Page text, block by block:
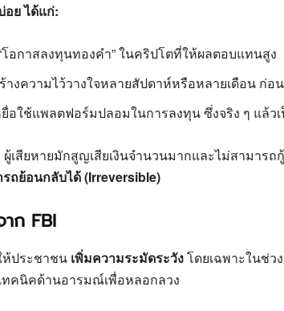
ย ได้แก่:
โอกาสลงทุนทองคำ” ในคริปโตที่ให้ผลตอบแทนสูง
างความไว้วางใจหลายสัปดาห์หรือหลายเดือน ก่อ
อใช้แพลตฟอร์มปลอมในการลงทุน ซึ่งจริง ๆ แล้ว
ผู้เสียหายมักสูญเสียเงินจำนวนมากและไม่สามาร
ถย้อนกลับได้ (Irreversible)
าก FBI
ห้ประชาชน เพิ่มความระมัดระวังโดยเฉพาะในช่ว
ทคนิคด้านอารมณ์เพื่อหลอกลวง